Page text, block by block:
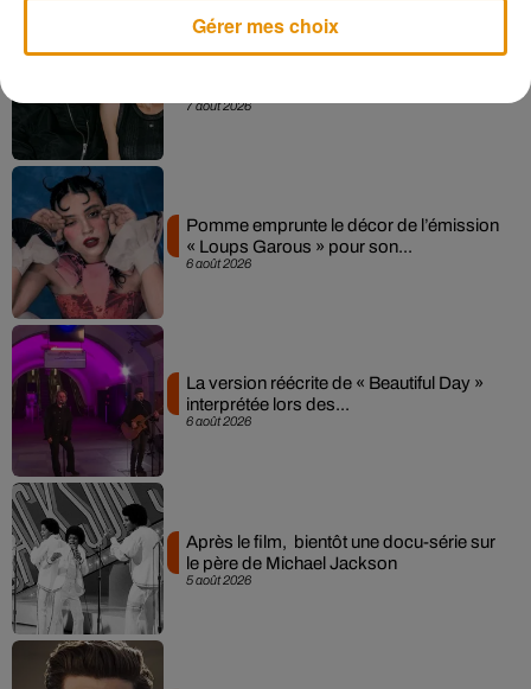
7 août 2026
6 août 2026
Pomme emprunte le décor de l’émission
« Loups Garous » pour son...
6 août 2026
La version réécrite de « Beautiful Day »
interprétée lors des...
5 août 2026
Après le film, bientôt une docu-série sur
le père de Michael Jackson
Gérer mes choix